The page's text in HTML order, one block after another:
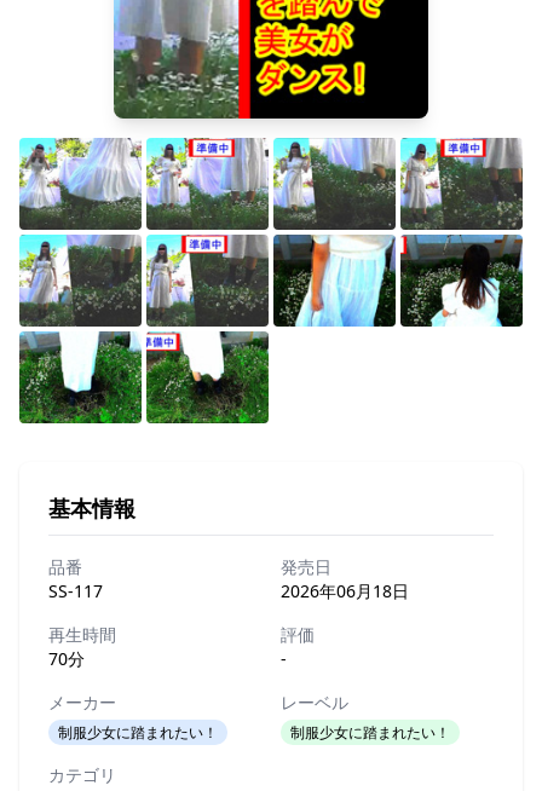
基本情報
品番
SS-117
発売日
2026年06月18日
再生時間
70分
評価
-
メーカー
制服少女に踏まれたい！
レーベル
制服少女に踏まれたい！
カテゴリ